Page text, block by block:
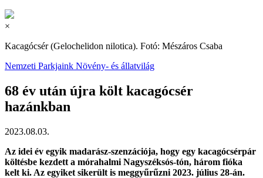
×
Kacagócsér (Gelochelidon nilotica). Fotó: Mészáros Csaba
Nemzeti Parkjaink Növény- és állatvilág
68 év után újra költ kacagócsér
hazánkban
2023.08.03.
Az idei év egyik madarász-szenzációja, hogy egy kacagócsérpár
költésbe kezdett a mórahalmi Nagyszéksós-tón, három fióka
kelt ki. Az egyiket sikerült is meggyűrűzni 2023. július 28-án.